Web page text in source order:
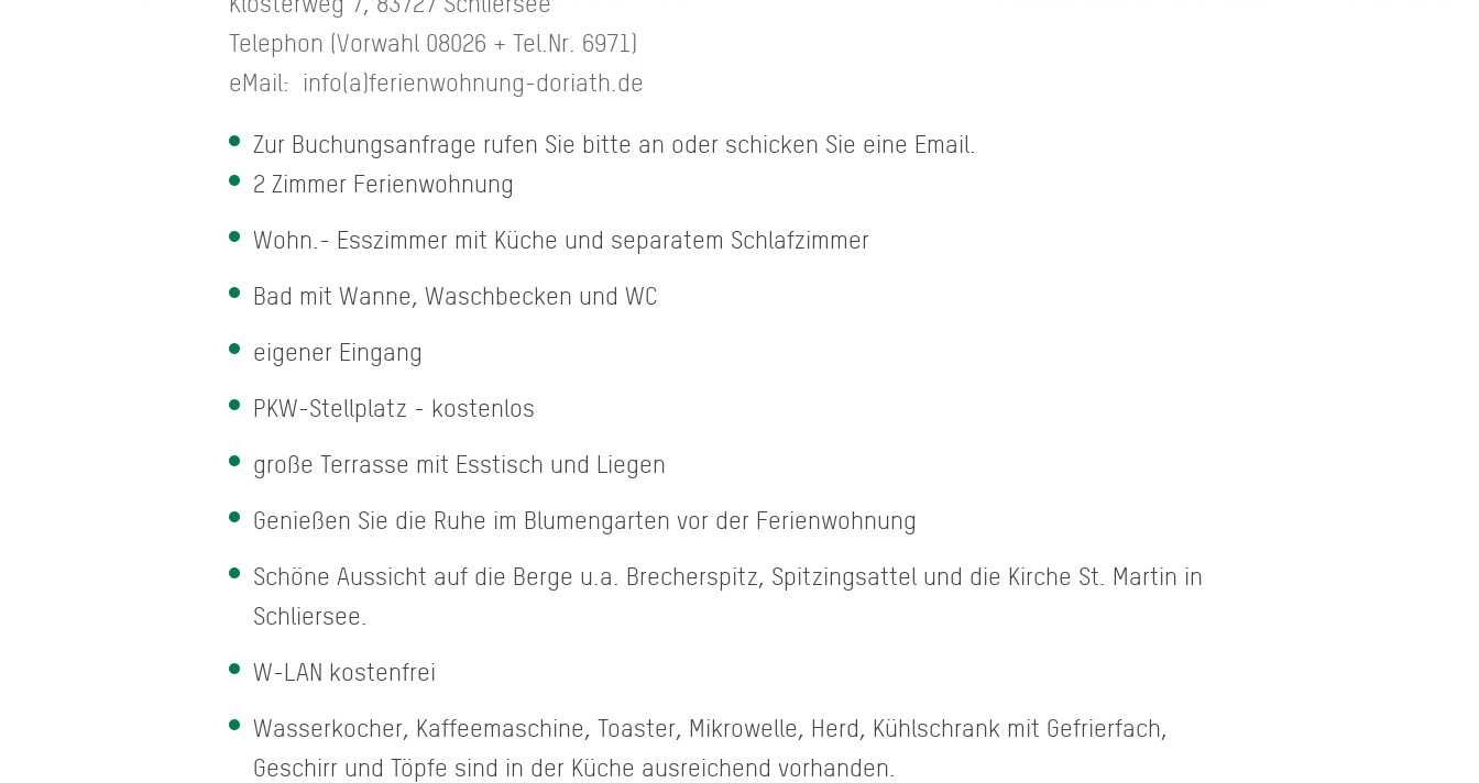
Telephon (Vorwahl 08026 + Tel.Nr. 6971)
eMail: info(a)ferienwohnung-doriath.de
Zur Buchungsanfrage rufen Sie bitte an oder schicken Sie eine Email.
2 Zimmer Ferienwohnung
Wohn.- Esszimmer mit Küche und separatem Schlafzimmer
Bad mit Wanne, Waschbecken und WC
eigener Eingang
PKW-Stellplatz - kostenlos
große Terrasse mit Esstisch und Liegen
Genießen Sie die Ruhe im Blumengarten vor der Ferienwohnung
Schöne Aussicht auf die Berge u.a. Brecherspitz, Spitzingsattel und die Kirche St. Martin in
Schliersee.
W-LAN kostenfrei
Wasserkocher, Kaffeemaschine, Toaster, Mikrowelle, Herd, Kühlschrank mit Gefrierfach,
Geschirr und Töpfe sind in der Küche ausreichend vorhanden.